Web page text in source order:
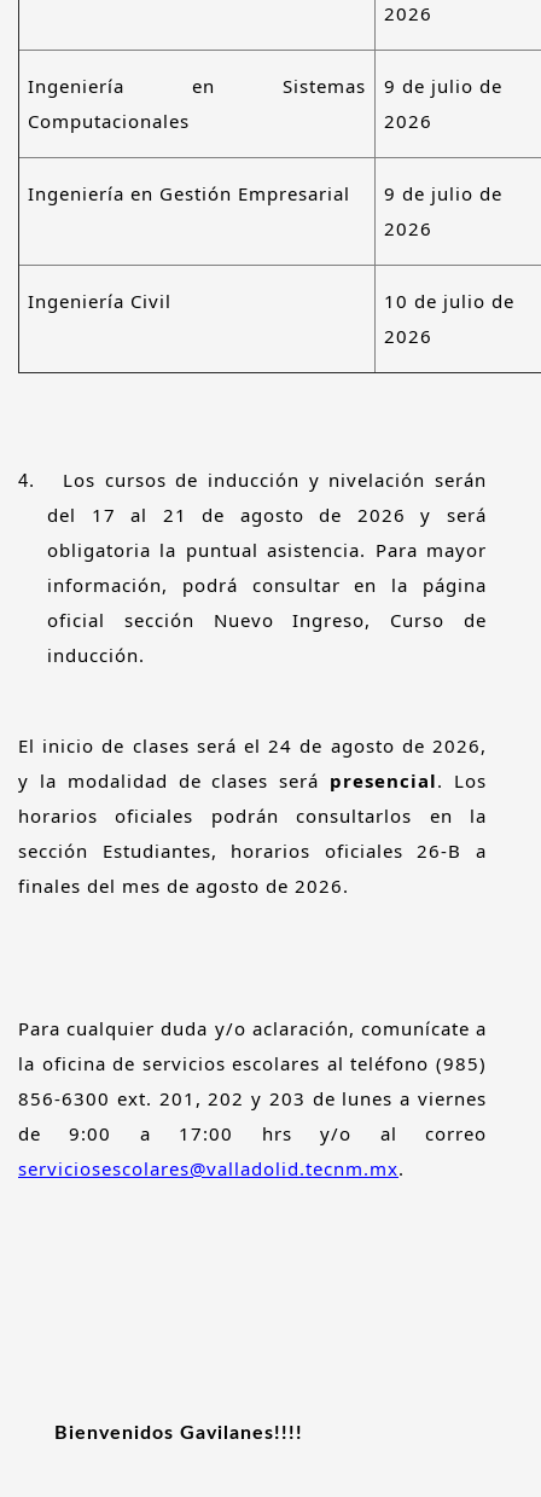
2026
Ingeniería en Sistemas
Computacionales
9 de julio de
2026
Ingeniería en Gestión Empresarial
9 de julio de
2026
Ingeniería Civil
10 de julio de
2026
4.
Los cursos de inducción y nivelación serán
del 17 al 21 de agosto de 2026 y será
obligatoria la puntual asistencia. Para mayor
información, podrá consultar en la página
oficial sección Nuevo Ingreso, Curso de
inducción.
El inicio de clases será el 24 de agosto de 2026,
y la modalidad de clases será presencial. Los
horarios oficiales podrán consultarlos en la
sección Estudiantes, horarios oficiales 26-B a
finales del mes de agosto de 2026.
Para cualquier duda y/o aclaración, comunícate a
la oficina de servicios escolares al teléfono (985)
856-6300 ext. 201, 202 y 203 de lunes a viernes
de 9:00 a 17:00 hrs y/o al correo
serviciosescolares@valladolid.tecnm.mx.
Bienvenidos Gavilanes!!!!